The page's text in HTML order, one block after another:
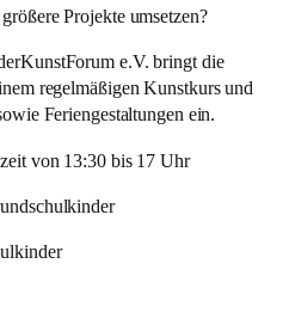
Projekte umsetzen?
e.V. bringt die
regelmäßigen Kunstkurs und
Feriengestaltungen ein.
von 13:30 bis 17 Uhr